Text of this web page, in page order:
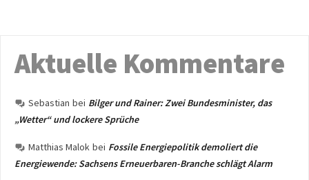
Aktuelle Kommentare
Sebastian bei Bilger und Rainer: Zwei Bundesminister, das
„Wetter“ und lockere Sprüche
Matthias Malok bei Fossile Energiepolitik demoliert die
Energiewende: Sachsens Erneuerbaren-Branche schlägt Alarm